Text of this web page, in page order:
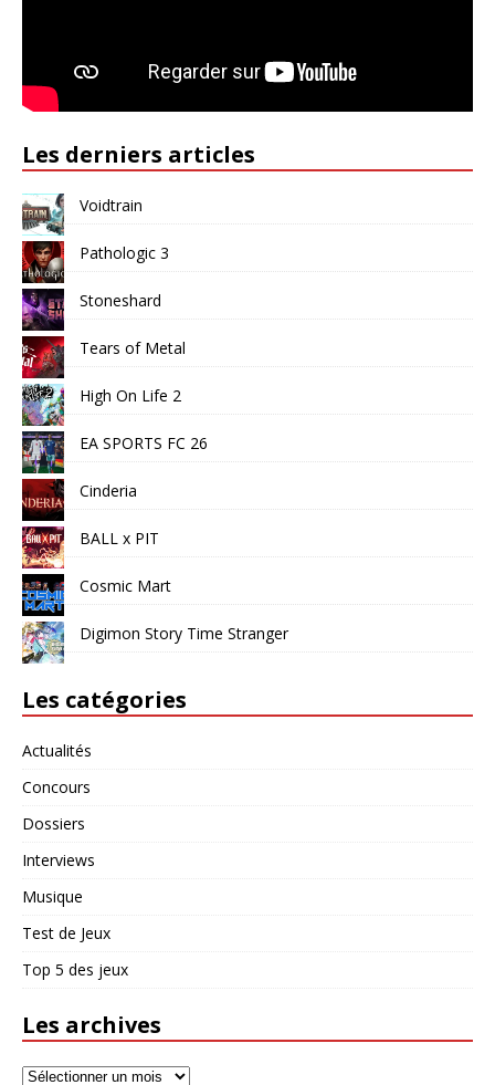
Les derniers articles
Voidtrain
Pathologic 3
Stoneshard
Tears of Metal
High On Life 2
EA SPORTS FC 26
Cinderia
BALL x PIT
Cosmic Mart
Digimon Story Time Stranger
Les catégories
Actualités
Concours
Dossiers
Interviews
Musique
Test de Jeux
Top 5 des jeux
Les archives